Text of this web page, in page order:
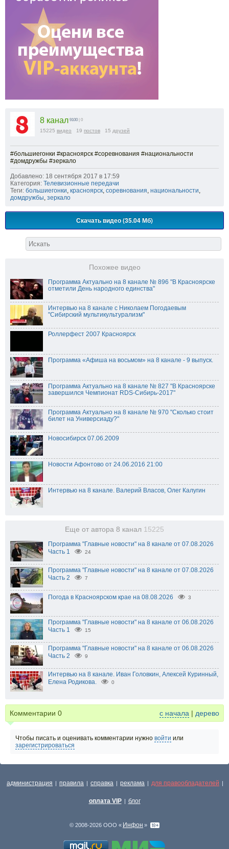
8 канал 9100 | 0
15225 видео 19 постов 15 друзей
#большиегонки #красноярск #соревнования #национальности
#домдружбы #зеркало
Добавлено: 18 сентября 2017 в 17:59
Категория: Телевизионные передачи
Теги: большиегонки, красноярск, соревнования, национальности,
домдружбы, зеркало
Скачать видео (35.04 Мб)
Похожее видео
Программа Актуально на 8 канале № 896 "В Красноярске
отметили День народного единства"
Интервью на 8 канале с Николаем Погодаевым
"Сибирский мультикультурализм"
Роллерфест 2007 Красноярск
Программа «Афиша на восьмом» на 8 канале - 9 выпуск.
Программа Актуально на 8 канале № 827 "В Красноярске
завершился Чемпионат RDS-Сибирь-2017"
Программа Актуально на 8 канале № 970 "Сколько стоит
билет на Универсиаду?"
Новосибирск 07.06.2009
Новости Афонтово от 24.06.2016 21:00
Интервью на 8 канале. Валерий Власов, Олег Калугин
Еще от автора 8 канал 15225
Программа "Главные новости" на 8 канале от 07.08.2026
Часть 1
24
Программа "Главные новости" на 8 канале от 07.08.2026
Часть 2
7
Погода в Красноярском крае на 08.08.2026 3
Программа "Главные новости" на 8 канале от 06.08.2026
Часть 1
15
Программа "Главные новости" на 8 канале от 06.08.2026
Часть 2
9
Интервью на 8 канале. Иван Головкин, Алексей Куринный,
Елена Родикова.
0
Комментарии 0 с начала | дерево
Чтобы писать и оценивать комментарии нужно войти или
зарегистрироваться
администрация | правила | справка | реклама | для правообладателей |
оплата VIP | блог
© 2008-2026 ООО « Инфон »